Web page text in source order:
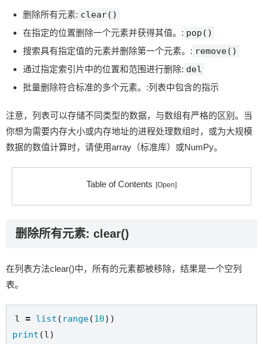
删除所有元素: clear()
在指定的位置删除一个元素并获得其值。 : pop()
搜索具有指定值的元素并删除第一个元素。 : remove()
通过指定索引片中的位置和范围进行删除: del
批量删除符合标准的多个元素。 :列表中包含的指示
注意，列表可以存储不同类型的数据，与数组有严格的区别。当
你想为需要内存大小或内存地址的进程处理数组时，或为大规模
数据的数值计算时，请使用array（标准库）或NumPy。
Table of Contents
删除所有元素: clear()
在列表方法clear()中，所有的元素都被移除，结果是一个空列
表。
l = list ( range(10
print